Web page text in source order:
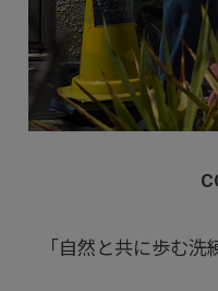
「自然と共に歩む洗